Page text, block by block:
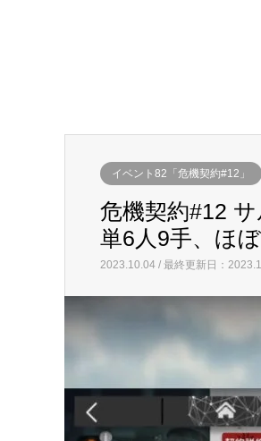
イベント82「危機契約#12」
危機契約#12
単6人9手、ほ
2023.10.04 / 最終更新日：